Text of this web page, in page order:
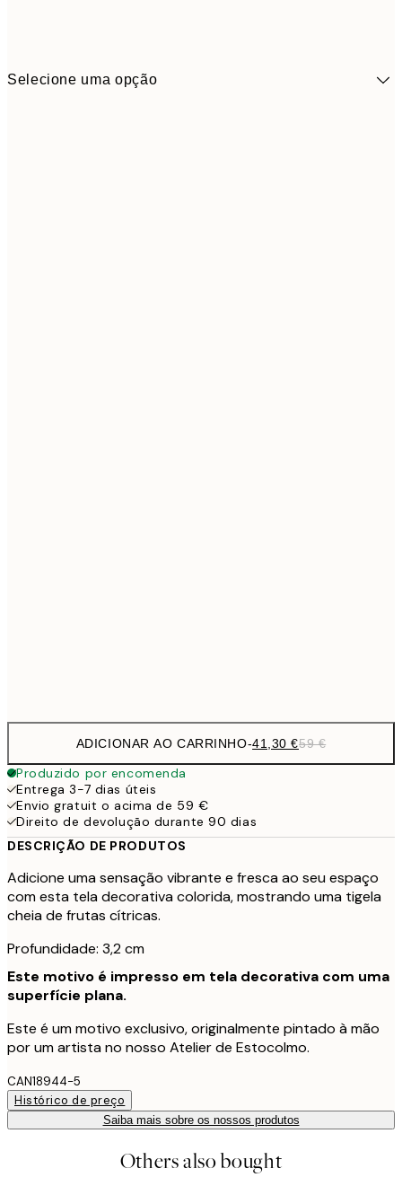
Selecione uma opção
ADICIONAR AO CARRINHO-41,30 €59 €
Produzido por encomenda
Entrega 3-7 dias úteis
Envio gratuit o acima de 59 €
Direito de devolução durante 90 dias
DESCRIÇÃO DE PRODUTOS
Adicione uma sensação vibrante e fresca ao seu espaço
com esta tela decorativa colorida, mostrando uma tigela
cheia de frutas cítricas.
Profundidade: 3,2 cm
Este motivo é impresso em tela decorativa com uma
superfície plana.
Este é um motivo exclusivo, originalmente pintado à mão
por um artista no nosso Atelier de Estocolmo.
CAN18944-5
Histórico de preço
Saiba mais sobre os nossos produtos
Others also bought